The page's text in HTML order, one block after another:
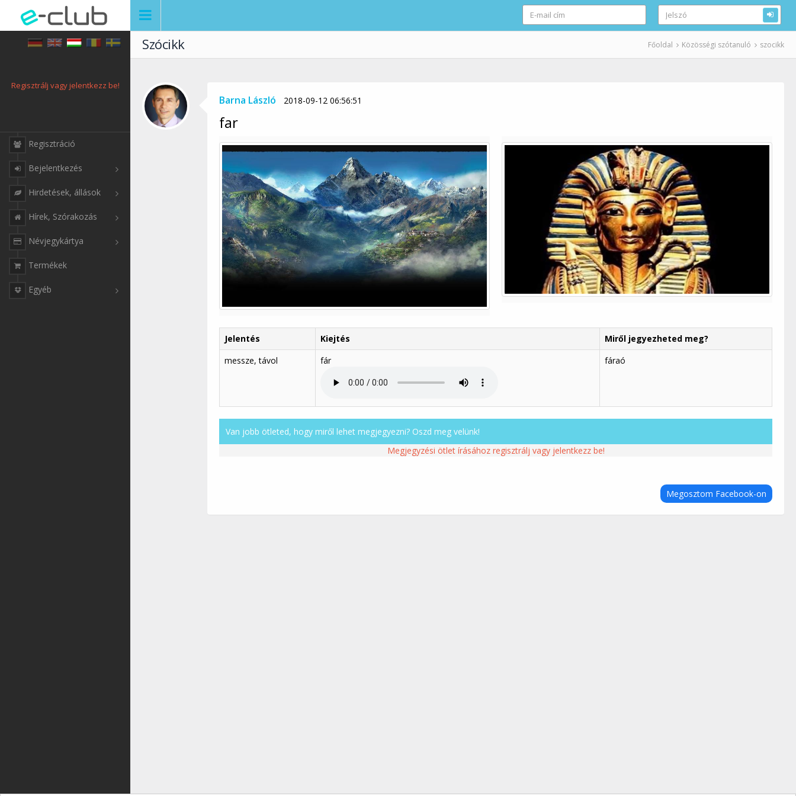
Regisztrálj vagy jelentkezz be!
Regisztráció
Bejelentkezés
Hirdetések, állások
Hírek, Szórakozás
Névjegykártya
Termékek
Egyéb
Szócikk Főoldal Közösségi szótanuló szocikk
Barna László 2018-09-12 06:56:51
far
Jelentés Kiejtés
Miről jegyezheted meg?
messze, távol
fár fáraó
Van jobb ötleted, hogy miről lehet megjegyezni? Oszd meg velünk!
Megjegyzési ötlet írásához regisztrálj vagy jelentkezz be!
Megosztom Facebook-on